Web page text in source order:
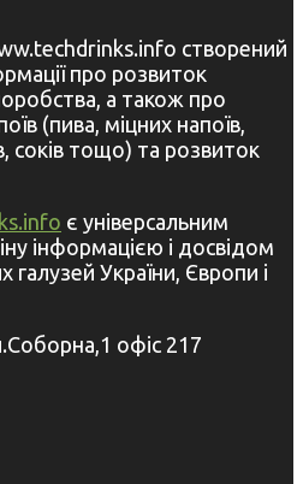
створений
про розвиток
а також про
(пива, міцних напоїв,
соків тощо) та розвиток
є універсальним
інформацією і досвідом
галузей України, Європи і
офіс 217